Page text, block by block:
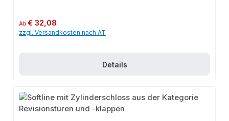
Regulärer Preis:
Ab€ 32,08
zzgl. Versandkosten nach AT
Details